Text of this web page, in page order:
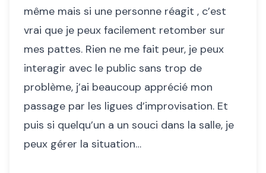
même mais si une personne réagit , c’est
vrai que je peux facilement retomber sur
mes pattes. Rien ne me fait peur, je peux
interagir avec le public sans trop de
problème, j’ai beaucoup apprécié mon
passage par les ligues d’improvisation. Et
puis si quelqu’un a un souci dans la salle, je
peux gérer la situation…